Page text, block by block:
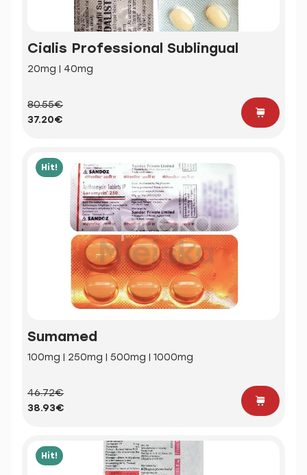
Cialis Professional Sublingual
20mg | 40mg
80.55€
37.20€
Hit!
Sumamed
100mg | 250mg | 500mg | 1000mg
46.72€
38.93€
Hit!